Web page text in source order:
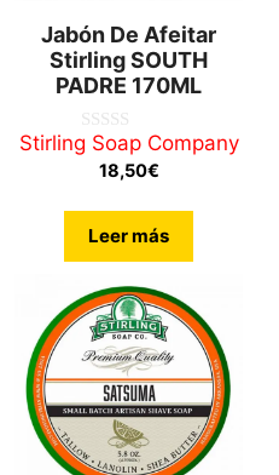
Jabón De Afeitar
Stirling SOUTH
PADRE 170ML
0
Stirling Soap Company
18,50€
Leer más